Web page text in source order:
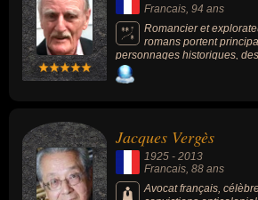
Francais , 94 ans
Romancier et
romans portent
personnages historiques,
des peuples autochtones.
« Grand prix du roman » et «
saints » (1973), qui décrit
la civilisation occidentale, la
particulier, par une
venue du tiers monde, et
de Tounens, roi de
Jacques Vergès
1925 - 2013
Francais, 88 ans
Avocat français,